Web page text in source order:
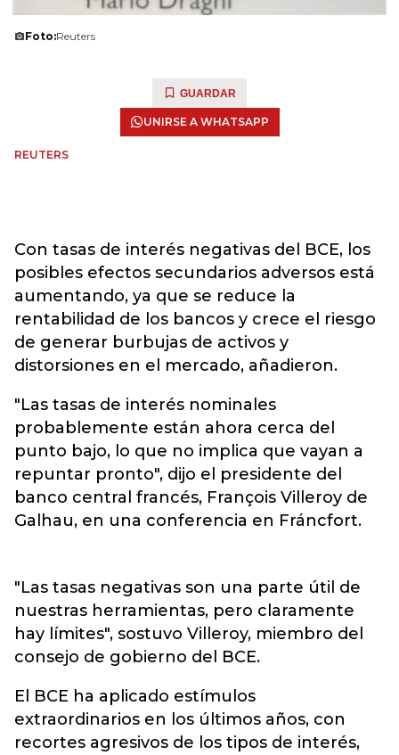
Foto:Reuters
GUARDAR
UNIRSE A WHATSAPP
REUTERS
Con tasas de interés negativas del BCE, los
posibles efectos secundarios adversos está
aumentando, ya que se reduce la
rentabilidad de los bancos y crece el riesgo
de generar burbujas de activos y
distorsiones en el mercado, añadieron.
"Las tasas de interés nominales
probablemente están ahora cerca del
punto bajo, lo que no implica que vayan a
repuntar pronto", dijo el presidente del
banco central francés, François Villeroy de
Galhau, en una conferencia en Fráncfort.
"Las tasas negativas son una parte útil de
nuestras herramientas, pero claramente
hay límites", sostuvo Villeroy, miembro del
consejo de gobierno del BCE.
El BCE ha aplicado estímulos
extraordinarios en los últimos años, con
recortes agresivos de los tipos de interés,